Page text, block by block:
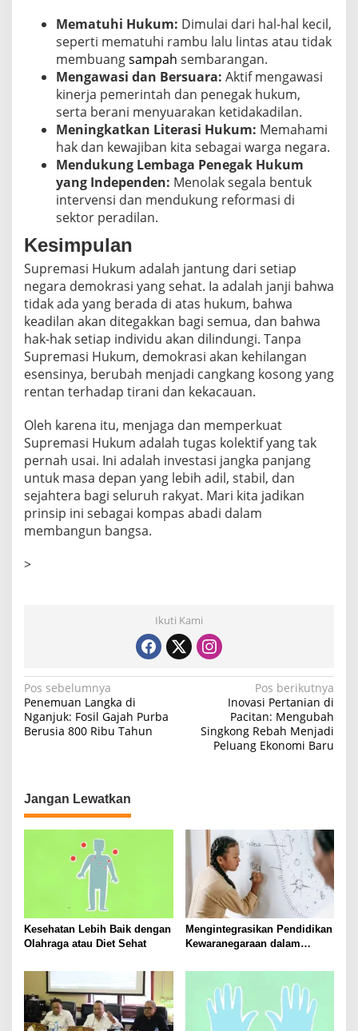
Mematuhi Hukum: Dimulai dari hal-hal kecil,
seperti mematuhi rambu lalu lintas atau tidak
membuangsampah sembarangan.
Mengawasi dan Bersuara: Aktif mengawasi
kinerja pemerintah dan penegak hukum,
serta berani menyuarakan ketidakadilan.
Meningkatkan Literasi Hukum: Memahami
hak dan kewajiban kita sebagai warga negara.
Mendukung Lembaga Penegak Hukum
yang Independen: Menolak segala bentuk
intervensi dan mendukung reformasi di
sektor peradilan.
Kesimpulan
Supremasi Hukum adalah jantung dari setiap
negara demokrasi yang sehat. Ia adalah janji bahwa
tidak ada yang berada di atas hukum, bahwa
keadilan akan ditegakkan bagi semua, dan bahwa
hak-hak setiap individu akan dilindungi. Tanpa
Supremasi Hukum, demokrasi akan kehilangan
esensinya, berubah menjadi cangkang kosong yang
rentan terhadap tirani dan kekacauan.
Oleh karena itu, menjaga dan memperkuat
Supremasi Hukum adalah tugas kolektif yang tak
pernah usai. Ini adalah investasi jangka panjang
untuk masa depan yang lebih adil, stabil, dan
sejahtera bagi seluruh rakyat. Mari kita jadikan
prinsip ini sebagai kompas abadi dalam
membangun bangsa.
>
Ikuti Kami
N
a
v
a
s
s
Pos sebelumnya
Penemuan Langka di
Nganjuk: Fosil Gajah Purba
Berusia 800 Ribu Tahun
Pos berikutnya
Inovasi Pertanian di
Pacitan: Mengubah
Singkong Rebah Menjadi
Peluang Ekonomi Baru
Jangan Lewatkan
Kesehatan Lebih Baik dengan
Olahraga atau Diet Sehat
Mengintegrasikan Pendidikan
Kewaranegaraan dalam